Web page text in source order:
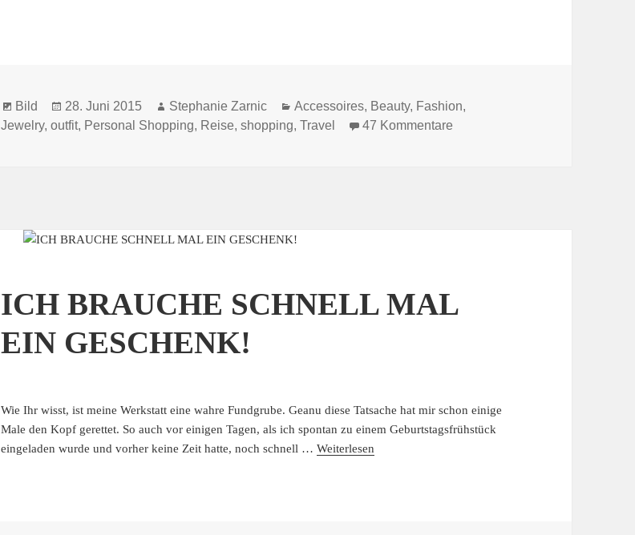
Format
Bild
Veröffentlicht
am
28. Juni 2015 Autor
Stephanie Zarnic Kategorien
Accessoires, Beauty, Fashion,
Jewelry,outfit, Personal Shopping, Reise,shopping,Travel 47 Kommentare
ICH BRAUCHE SCHNELL MAL
EIN GESCHENK!
Wie Ihr wisst, ist meine Werkstatt eine wahre Fundgrube. Geanu diese Tatsache hat mir schon einige
Male den Kopf gerettet. So auch vor einigen Tagen, als ich spontan zu einem Geburtstagsfrühstück
eingeladen wurde und vorher keine Zeit hatte, noch schnell …Weiterlesen